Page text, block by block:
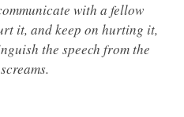
with a fellow
it, and keep on hurting it,
the speech from the
screams.